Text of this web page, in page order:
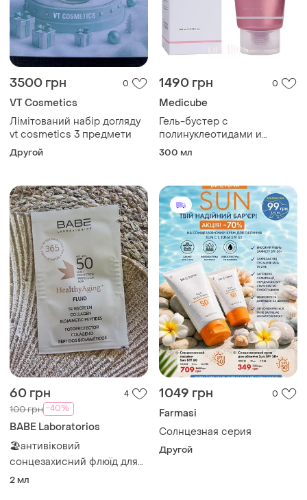
3500 грн 0
VT Cosmetics
Лімітований набір догляду
vt cosmetics 3 предмети
Другой
1490 грн 0
Medicube
Гель-бустер с
полинуклеотидами и
пептидами для аппаратных
300 мл
60 грн 4
100 грн -40%
BABE Laboratorios
🏖️антивіковий
сонцезахисний флюїд для
обличчя з коллагеном та
2 мл
1049 грн 0
Farmasi
Солнцезная серия
Другой